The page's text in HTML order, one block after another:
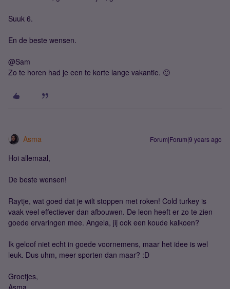
Suuk 6.
En de beste wensen.
@Sam
Zo te horen had je een te korte lange vakantie. 🙂
Asma Forum|Forum|9 years ago
Hoi allemaal,
De beste wensen!
Raytje, wat goed dat je wilt stoppen met roken! Cold turkey is
vaak veel effectiever dan afbouwen. De leon heeft er zo te zien
goede ervaringen mee. Angela, jij ook een koude kalkoen?
Ik geloof niet echt in goede voornemens, maar het idee is wel
leuk. Dus uhm, meer sporten dan maar? :D
Groetjes,
Asma